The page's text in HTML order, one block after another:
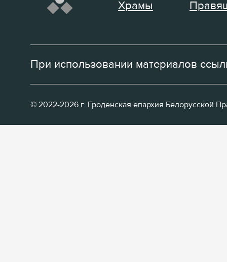
Храмы
При использовании материалов
© 2022-2026 г. Гроденская епархия Белорусской